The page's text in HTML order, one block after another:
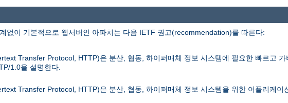
없이 기본적으로 웹서버인 아파치는 다음 IETF 권고(recommendation)를 따른다:
Transfer Protocol, HTTP)은 분산, 협동, 하이퍼매체 정보 시스템에 필요한 빠르고
1.0을 설명한다.
Transfer Protocol, HTTP)은 분산, 협동, 하이퍼매체 정보 시스템을 위한 어플리케이